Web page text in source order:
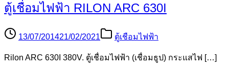
ตู้เชื่อมไฟฟ้า RILON ARC 630I
13/07/201421/02/2021 ตู้เชือมไฟฟ้า
Rilon ARC 630I 380V. ตู้เชื่อมไฟฟ้า (เชื่อมธูป) กระแสไฟ […]